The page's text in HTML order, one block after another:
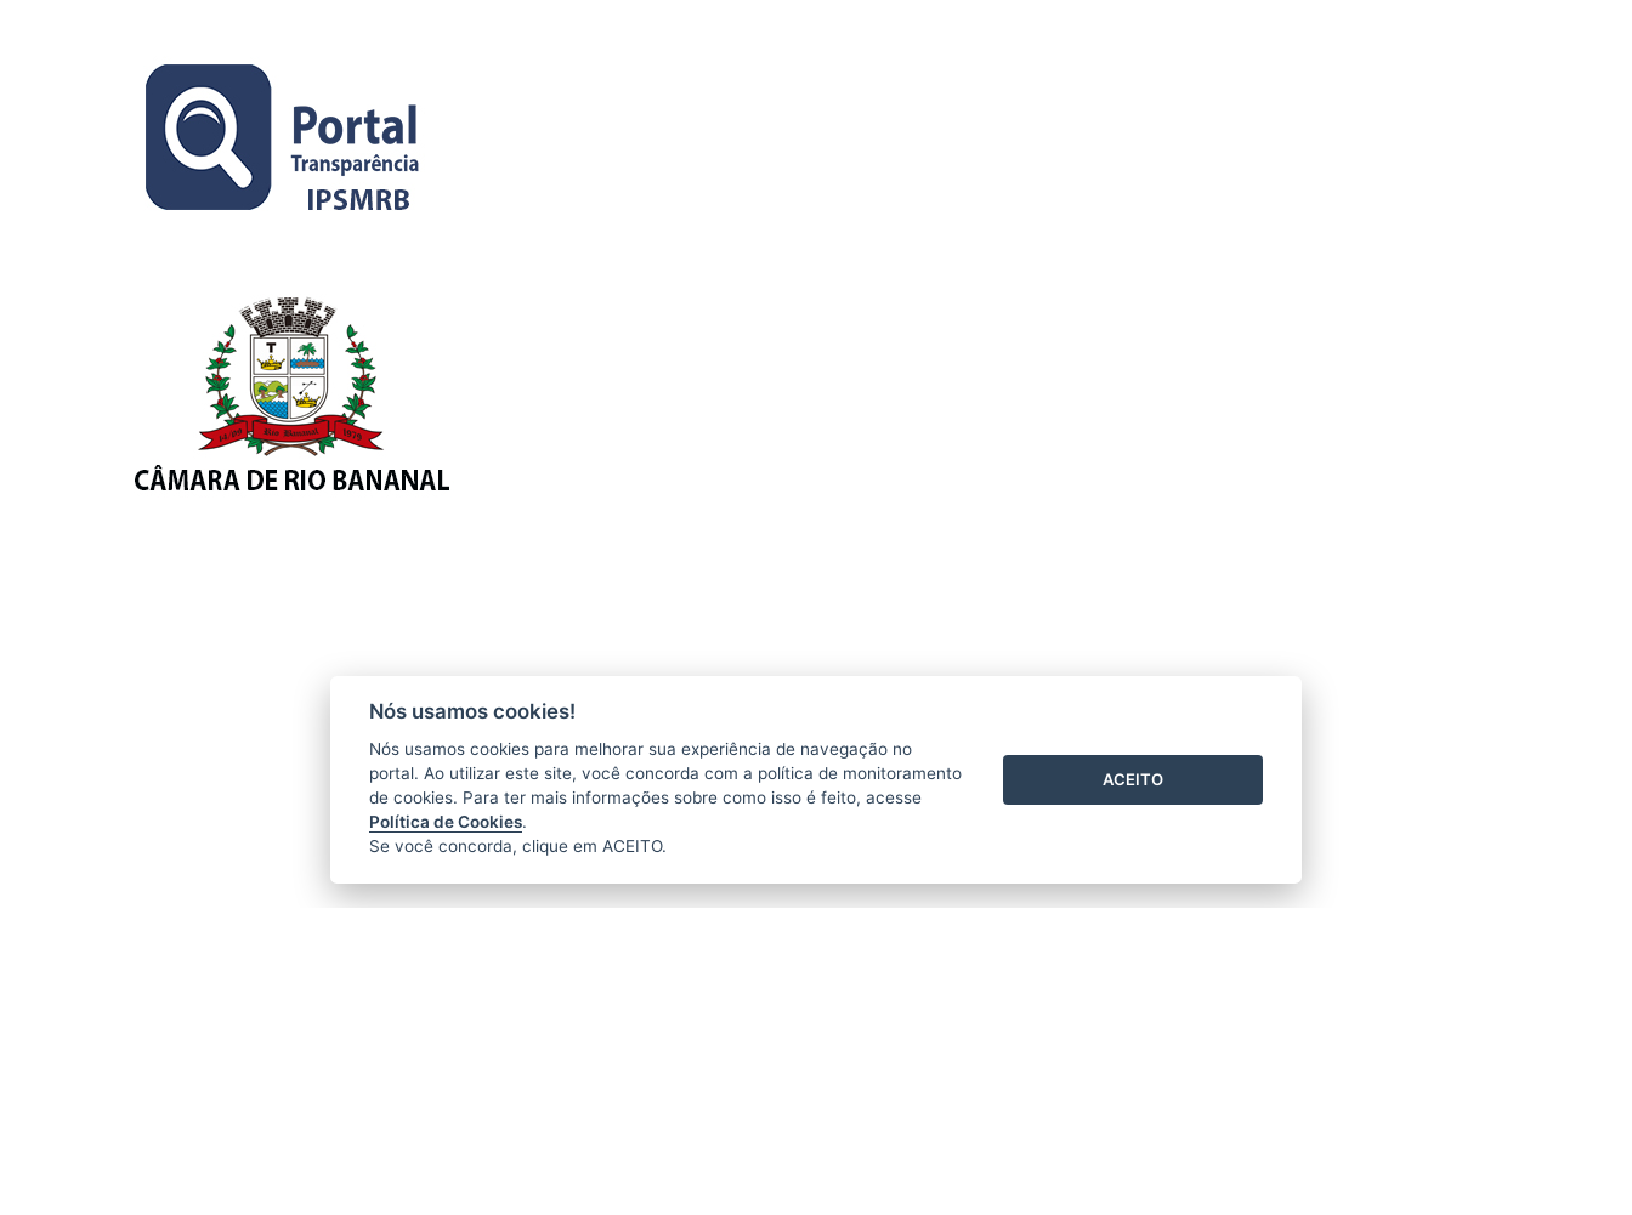
Nós usamos cookies!
Nós usamos cookies para melhorar sua experiência de navegação no
portal. Ao utilizar este site, você concorda com a política de monitoramento
de cookies. Para ter mais informações sobre como isso é feito, acesse
Política de Cookies.
Se você concorda, clique em ACEITO.
ACEITO